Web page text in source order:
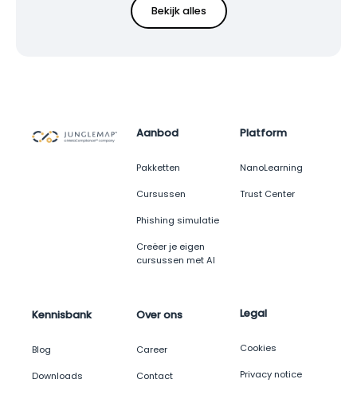
Bekijk alles
Aanbod
Pakketten
Cursussen
Phishing simulatie
Creëer je eigen
cursussen met AI
Platform
NanoLearning
Trust Center
Kennisbank
Blog
Downloads
Over ons
Career
Contact
Legal
Cookies
Privacy notice